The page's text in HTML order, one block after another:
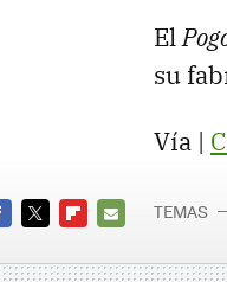
El
su
Vía |
MAIL
TEMAS